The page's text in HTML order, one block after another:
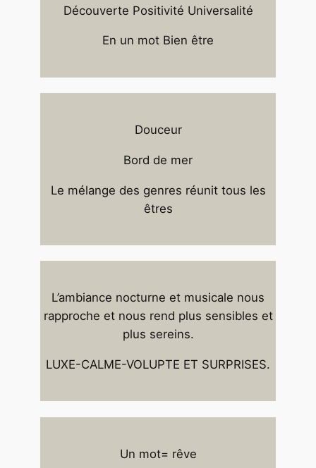
Découverte Positivité Universalité
En un mot Bien être
Douceur
Bord de mer
Le mélange des genres réunit tous les
êtres
L’ambiance nocturne et musicale nous
rapproche et nous rend plus sensibles et
plus sereins.
LUXE-CALME-VOLUPTE ET SURPRISES.
Un mot= rêve